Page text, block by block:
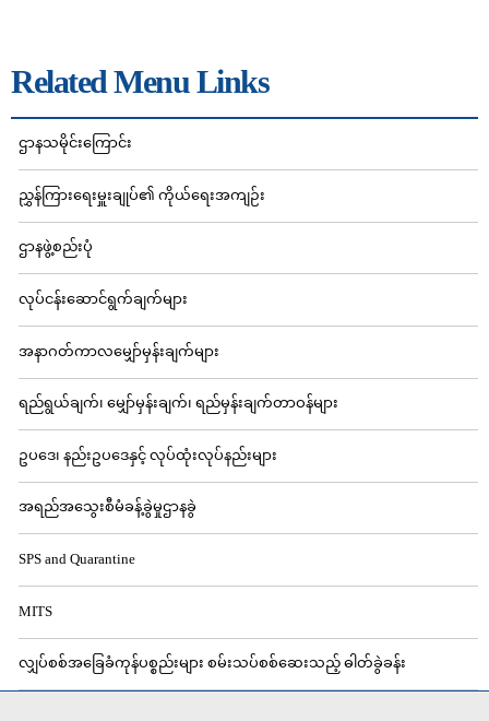
Related Menu Links
ဌာနသမိုင်းကြောင်း
ညွှန်ကြားရေးမှူးချုပ်၏ ကိုယ်ရေးအကျဉ်း
ဌာနဖွဲ့စည်းပုံ
လုပ်ငန်းဆောင်ရွက်ချက်များ
အနာဂတ်ကာလမျှော်မှန်းချက်များ
ရည်ရွယ်ချက်၊ မျှော်မှန်းချက်၊ ရည်မှန်းချက်တာဝန်များ
ဥပဒေ၊ နည်းဥပဒေနှင့် လုပ်ထုံးလုပ်နည်းများ
အရည်အသွေးစီမံခန့်ခွဲမှုဌာနခွဲ
SPS and Quarantine
MITS
လျှပ်စစ်အခြေခံကုန်ပစ္စည်းများ စမ်းသပ်စစ်ဆေးသည့် ဓါတ်ခွဲခန်း